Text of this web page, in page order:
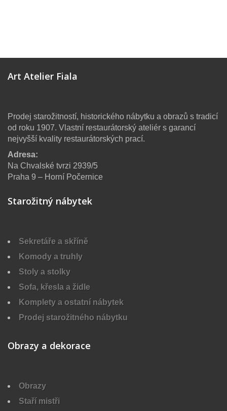
Art Atelier Fiala
Prodej starožitností, historického nábytku a obrazů s tradicí
od roku 1907. Vlastní restaurátorský ateliér s garancí
nejvyšší kvality restaurátorských prací.
Adresa:
Na Chvalské tvrzi 2939/5
Praha 9 – Horní Počernice
Starožitný nábytek
Sekretáře a skříně
Komody a truhly
Stoly a stolky
Sofa, křesla a židle
Komplety a ostatní nábytek
Prodej starožitného nábytku
Obrazy a dekorace
Obrazy
Staří mistři